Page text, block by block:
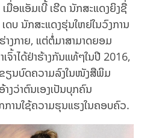
ມື່ອແອັມເບີ້ ເຮີດ ນັກສະແດງຍິງຊື່
ດບ ນັກສະແດງຮຸ່ນໃຫຍ່ໃນວົງການ
າງ​ກາຍ, ແຕ່ຕໍ່ມາສາມາດຍອມ
ຈົ້າໄດ້ຢ່າຮ້າງກັນແທ້ໆໃນປີ 2016,
ຂຽນບົດຄວາມລົງໃນໜັງສືພິມ
ວ່າຕົນເອງເປັນບຸກຄົນ
ານໃຊ້ຄວາມຮຸນແຮງໃນຄອບຄົວ.